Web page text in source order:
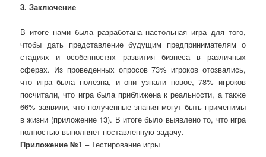
3. Заключение
В итоге нами была разработана настольная игра для того,
чтобы дать представление будущим предпринимателям о
стадиях и особенностях развития бизнеса в различных
сферах. Из проведенных опросов 73% игроков отозвались,
что игра была полезна, и они узнали новое, 78% игроков
посчитали, что игра была приближена к реальности, а также
66% заявили, что полученные знания могут быть применимы
в жизни (приложение 13). В итогебыло выявлено то, что игра
полностью выполняет поставленную задачу.
Приложение №1 – Тестирование игры